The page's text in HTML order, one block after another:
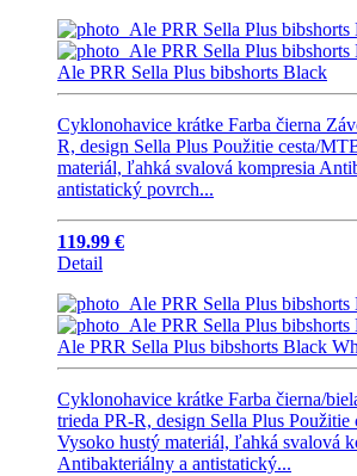
Ale PRR Sella Plus bibshorts Black
Cyklonohavice krátke Farba čierna
R, design Sella Plus Použitie cesta/
materiál, ľahká svalová kompresia
antistatický povrch...
119.99 €
Detail
Ale PRR Sella Plus bibshorts Black
Cyklonohavice krátke Farba čierna/
trieda PR-R, design Sella Plus Použitie
Vysoko hustý materiál, ľahká svalová
Antibakteriálny a antistatický...